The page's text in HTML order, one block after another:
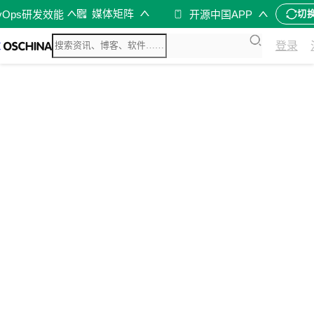
研发效能 媒体矩阵 开源中国APP 切
登录